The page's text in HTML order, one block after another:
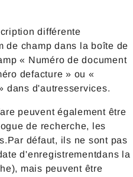
différente
de champ dans la boîte de
« Numéro de document
defacture » ou «
dans d'autresservices.
peuvent également être
de recherche, les
défaut, ils ne sont pas
d'enregistrementdans la
mais peuvent être